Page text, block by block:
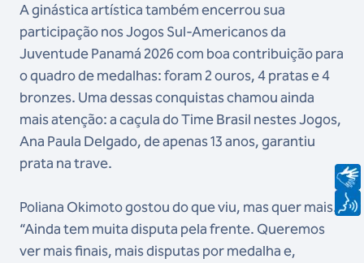
A ginástica artística também encerrou sua
participação nos Jogos Sul-Americanos da
Juventude Panamá 2026 com boa contribuição para
o quadro de medalhas: foram 2 ouros, 4 pratas e 4
bronzes. Uma dessas conquistas chamou ainda
mais atenção: a caçula do Time Brasil nestes Jogos,
Ana Paula Delgado, de apenas 13 anos, garantiu
prata na trave.
Poliana Okimoto gostou do que viu, mas quer mais.
“Ainda tem muita disputa pela frente. Queremos
ver mais finais, mais disputas por medalha e,